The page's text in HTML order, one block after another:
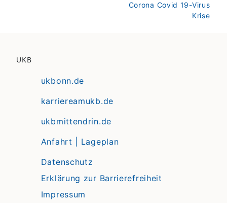
Corona Covid 19-Virus
Krise
UKB
ukbonn.de
karriereamukb.de
ukbmittendrin.de
Anfahrt | Lageplan
Datenschutz
Erklärung zur Barrierefreiheit
Impressum